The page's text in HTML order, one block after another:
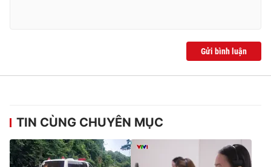
Gửi bình luận
TIN CÙNG CHUYÊN MỤC